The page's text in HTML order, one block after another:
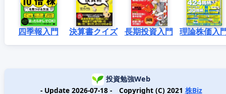
四季報入門 決算書クイズ 長期投資入門 理論株価入
投資勉強Web
- Update 2026-07-18 - Copyright (C) 2021 株Biz